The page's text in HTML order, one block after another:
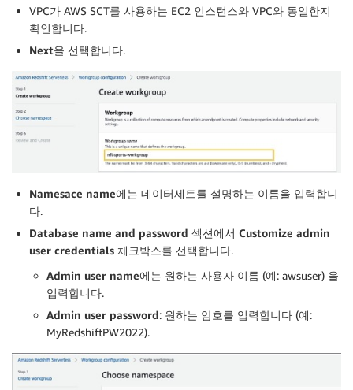
VPC가 AWS SCT를 사용하는 EC2 인스턴스와 VPC와 동일한지
확인합니다.
Next을 선택합니다.
Namesace name에는 데이터세트를 설명하는 이름을 입력합니
다.
Database name and password 섹션에서 Customize admin
user credentials 체크박스를 선택합니다.
Admin user name에는 원하는 사용자 이름 (예: awsuser) 을
입력합니다.
Admin user password: 원하는 암호를 입력합니다 (예:
MyRedshiftPW2022).